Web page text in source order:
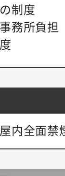
制度
務所負担
内全面禁